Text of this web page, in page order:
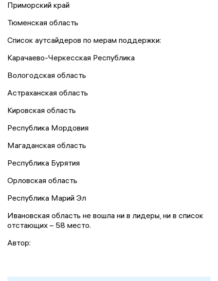
Приморский край
Тюменская область
Список аутсайдеров по мерам поддержки:
Карачаево-Черкесская Республика
Вологодская область
Астраханская область
Кировская область
Республика Мордовия
Магаданская область
Республика Бурятия
Орловская область
Республика Марий Эл
Ивановская область не вошла ни в лидеры, ни в список
отстающих – 58 место.
Автор: